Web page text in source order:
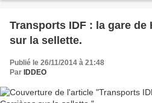
Transports IDF : la gare de
sur la sellette.
Publié le 26/11/2014 à 21:48
Par IDDEO